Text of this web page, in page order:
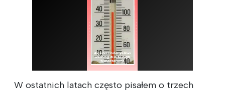
W ostatnich latach często pisałem o trzech